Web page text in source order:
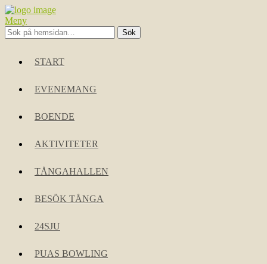
Meny
START
EVENEMANG
BOENDE
AKTIVITETER
TÅNGAHALLEN
BESÖK TÅNGA
24SJU
PUAS BOWLING